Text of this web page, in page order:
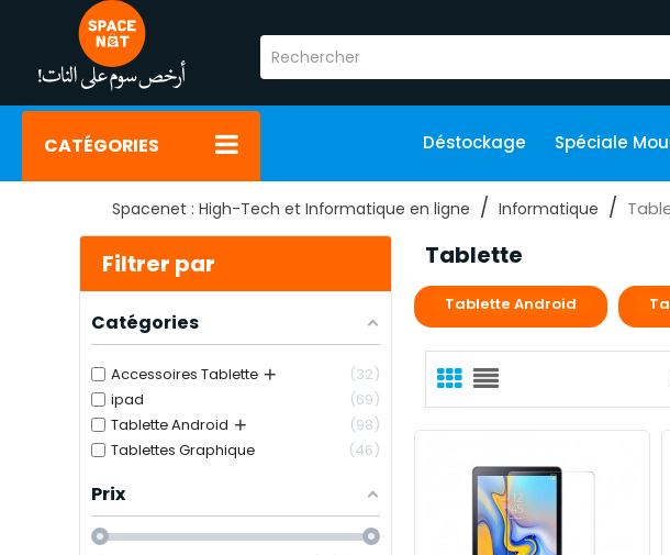
CATÉGORIES Déstockage Spéciale
Spacenet : High-Tech et Informatique en ligne Informatique
Filtrer par
Catégories
Accessoires Tablette +
32
ipad
69
Tablette Android +
98
Tablettes Graphique
46
Prix
Tablette
Tablette Android